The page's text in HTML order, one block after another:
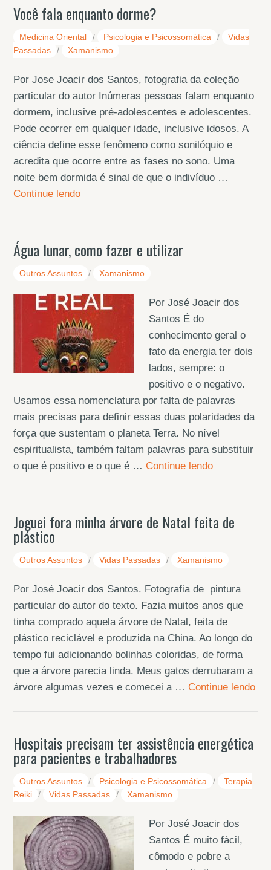
Você fala enquanto dorme?
Medicina Oriental / Psicologia e Psicossomática /
Vidas
Passadas
/ Xamanismo
Por Jose Joacir dos Santos, fotografia da coleção
particular do autor Inúmeras pessoas falam enquanto
dormem, inclusive pré-adolescentes e adolescentes.
Pode ocorrer em qualquer idade, inclusive idosos. A
ciência define esse fenômeno como sonilóquio e
acredita que ocorre entre as fases no sono. Uma
noite bem dormida é sinal de que o indivíduo …
Continue lendo
Água lunar, como fazer e utilizar
Outros Assuntos / Xamanismo
Por José Joacir dos
Santos É do
conhecimento geral o
fato da energia ter dois
lados, sempre: o
positivo e o negativo.
Usamos essa nomenclatura por falta de palavras
mais precisas para definir essas duas polaridades da
força que sustentam o planeta Terra. No nível
espiritualista, também faltam palavras para substituir
o que é positivo e o que é … Continue lendo
Joguei fora minha árvore de Natal feita de
plástico
Outros Assuntos / Vidas Passadas / Xamanismo
Por José Joacir dos Santos. Fotografia de pintura
particular do autor do texto. Fazia muitos anos que
tinha comprado aquela árvore de Natal, feita de
plástico reciclável e produzida na China. Ao longo do
tempo fui adicionando bolinhas coloridas, de forma
que a árvore parecia linda. Meus gatos derrubaram a
árvore algumas vezes e comecei a … Continue lendo
Hospitais precisam ter assistência energética
para pacientes e trabalhadores
Outros Assuntos / Psicologia e Psicossomática /
Terapia
Reiki
/ Vidas Passadas / Xamanismo
Por José Joacir dos
Santos É muito fácil,
cômodo e pobre a